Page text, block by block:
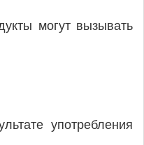
могут вызывать
употребления